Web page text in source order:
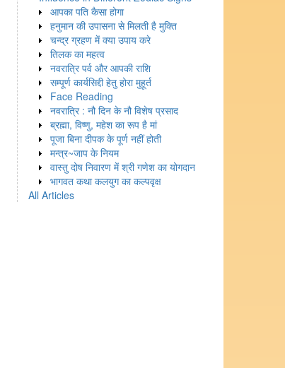
आपका पति कैसा होगा
हनुमान की उपासना से मिलती है मुक्ति
चन्द्र ग्रहण में क्या उपाय करे
तिलक का महत्व
नवरात्रि पर्व और आपकी राशि
सम्पूर्ण कार्यसिद्दी हेतु होरा मुहूर्त
Face Reading
नवरात्रि : नौ दिन के नौ विशेष प्रसाद
ब्रह्मा, विष्णु, महेश का रूप है मां
पूजा बिना दीपक के पूर्ण नहीं होती
मन्त्र~जाप के नियम
वास्तु दोष निवारण में श्री गणेश का योगदान
भागवत कथा कलयुग का कल्पवृक्ष
All Articles